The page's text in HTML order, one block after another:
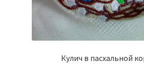
Кулич в пасхальной